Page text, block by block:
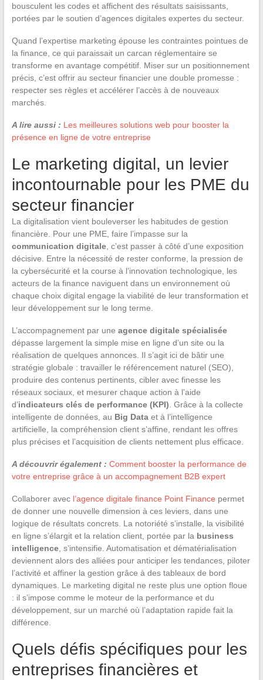
bousculent les codes et affichent des résultats saisissants,
portées par le soutien d’agences digitales expertes du secteur.
Quand l’expertise marketing épouse les contraintes pointues de
la finance, ce qui paraissait un carcan réglementaire se
transforme en avantage compétitif. Miser sur un positionnement
précis, c’est offrir au secteur financier une double promesse :
respecter ses règles et accélérer l’accès à de nouveaux
marchés.
A lire aussi : Les meilleures solutions web pour booster la
présence en ligne de votre entreprise
Le marketing digital, un levier
incontournable pour les PME du
secteur financier
La digitalisation vient bouleverser les habitudes de gestion
financière. Pour une PME, faire l’impasse sur la
communication digitale, c’est passer à côté d’une exposition
décisive. Entre la nécessité de rester conforme, la pression de
la cybersécurité et la course à l’innovation technologique, les
acteurs de la finance naviguent dans un environnement où
chaque choix digital engage la viabilité de leur transformation et
leur développement sur le long terme.
L’accompagnement par une agence digitale spécialisée
dépasse largement la simple mise en ligne d’un site ou la
réalisation de quelques annonces. Il s’agit ici de bâtir une
stratégie globale : travailler le référencement naturel (SEO),
produire des contenus pertinents, cibler avec finesse les
réseaux sociaux, et mesurer chaque action à l’aide
d’indicateurs clés de performance (KPI) . Grâce à la collecte
intelligente de données, au Big Dataet à l’intelligence
artificielle, la compréhension client s’affine, rendant les offres
plus précises et l’acquisition de clients nettement plus efficace.
A découvrir également : Comment booster la performance de
votre entreprise grâce à un accompagnement B2B expert
Collaborer avec l’agence digitale finance Point Finance permet
de donner une nouvelle dimension à ces leviers, dans une
logique de résultats concrets. La notoriété s’installe, la visibilité
en ligne s’élargit et la relation client, portée par la business
intelligence, s’intensifie. Automatisation et dématérialisation
deviennent alors des alliées pour anticiper les tendances, piloter
l’activité et affiner la gestion grâce à des tableaux de bord
dynamiques. Le marketing digital ne reste plus une option floue
: il s’impose comme le moteur de la performance et du
développement, sur un marché où l’adaptation rapide fait la
différence.
Quels défis spécifiques pour les
entreprises financières et